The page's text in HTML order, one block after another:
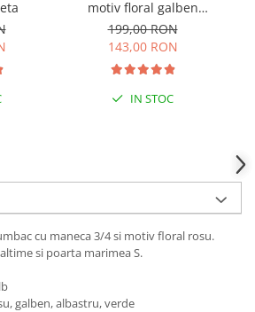
motiv floral galben
Adelaida
199,00 RON
143,00 RON
IN STOC
cu maneca 3/4 si motiv floral rosu.
si poarta marimea S.
galben, albastru, verde